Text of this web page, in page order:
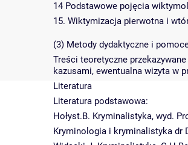
14 Podstawowe pojęcia
15. Wiktymizacja pierwotna i
(3) Metody dydaktyczne i
Treści teoretyczne
kazusami, ewentualna wizyta w
Literatura
Literatura podstawowa:
Hołyst.B. Kryminalistyka, wyd.
Kryminologia i kryminalistyka dr